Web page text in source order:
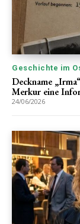
Geschichte im
Deckname
Merkur eine
24/06/2026